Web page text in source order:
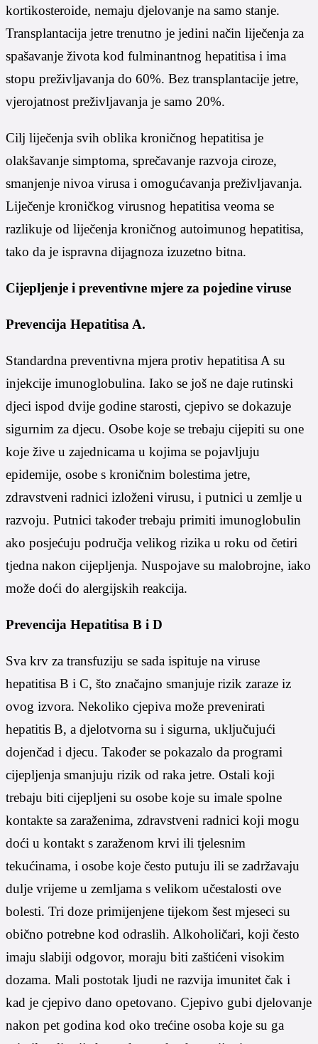
kortikosteroide, nemaju djelovanje na samo stanje.
Transplantacija jetre trenutno je jedini način liječenja za
spašavanje života kod fulminantnog hepatitisa i ima
stopu preživljavanja do 60%. Bez transplantacije jetre,
vjerojatnost preživljavanja je samo 20%.
Cilj liječenja svih oblika kroničnog hepatitisa je
olakšavanje simptoma, sprečavanje razvoja ciroze,
smanjenje nivoa virusa i omogućavanja preživljavanja.
Liječenje kroničkog virusnog hepatitisa veoma se
razlikuje od liječenja kroničnog autoimunog hepatitisa,
tako da je ispravna dijagnoza izuzetno bitna.
Cijepljenje i preventivne mjere za pojedine viruse
Prevencija Hepatitisa A.
Standardna preventivna mjera protiv hepatitisa A su
injekcije imunoglobulina. Iako se još ne daje rutinski
djeci ispod dvije godine starosti, cjepivo se dokazuje
sigurnim za djecu. Osobe koje se trebaju cijepiti su one
koje žive u zajednicama u kojima se pojavljuju
epidemije, osobe s kroničnim bolestima jetre,
zdravstveni radnici izloženi virusu, i putnici u zemlje u
razvoju. Putnici također trebaju primiti imunoglobulin
ako posjećuju područja velikog rizika u roku od četiri
tjedna nakon cijepljenja. Nuspojave su malobrojne, iako
može doći do alergijskih reakcija.
Prevencija Hepatitisa B i D
Sva krv za transfuziju se sada ispituje na viruse
hepatitisa B i C, što značajno smanjuje rizik zaraze iz
ovog izvora. Nekoliko cjepiva može prevenirati
hepatitis B, a djelotvorna su i sigurna, uključujući
dojenčad i djecu. Također se pokazalo da programi
cijepljenja smanjuju rizik od raka jetre. Ostali koji
trebaju biti cijepljeni su osobe koje su imale spolne
kontakte sa zaraženima, zdravstveni radnici koji mogu
doći u kontakt s zaraženom krvi ili tjelesnim
tekućinama, i osobe koje često putuju ili se zadržavaju
dulje vrijeme u zemljama s velikom učestalosti ove
bolesti. Tri doze primijenjene tijekom šest mjeseci su
obično potrebne kod odraslih. Alkoholičari, koji često
imaju slabiji odgovor, moraju biti zaštićeni visokim
dozama. Mali postotak ljudi ne razvija imunitet čak i
kad je cjepivo dano opetovano. Cjepivo gubi djelovanje
nakon pet godina kod oko trećine osoba koje su ga